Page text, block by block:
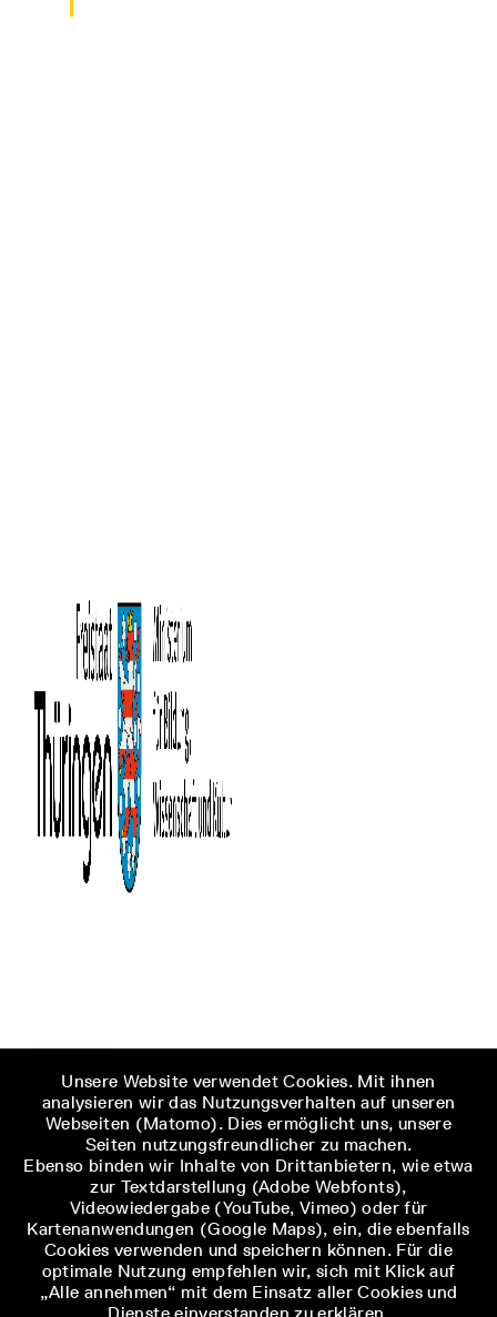
Unsere Website verwendet Cookies. Mit ihnen
analysieren wir das Nutzungsverhalten auf unseren
Webseiten (Matomo). Dies ermöglicht uns, unsere
Seiten nutzungsfreundlicher zu machen.
Ebenso binden wir Inhalte von Drittanbietern, wie etwa
zur Textdarstellung (Adobe Webfonts),
Videowiedergabe (YouTube, Vimeo) oder für
Kartenanwendungen (Google Maps), ein, die ebenfalls
Cookies verwenden und speichern können. Für die
optimale Nutzung empfehlen wir, sich mit Klick auf
„Alle annehmen“ mit dem Einsatz aller Cookies und